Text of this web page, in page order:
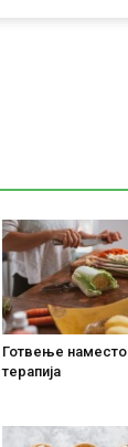
Готвење наместо
терапија